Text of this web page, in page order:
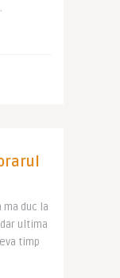
duc la
ultima
timp